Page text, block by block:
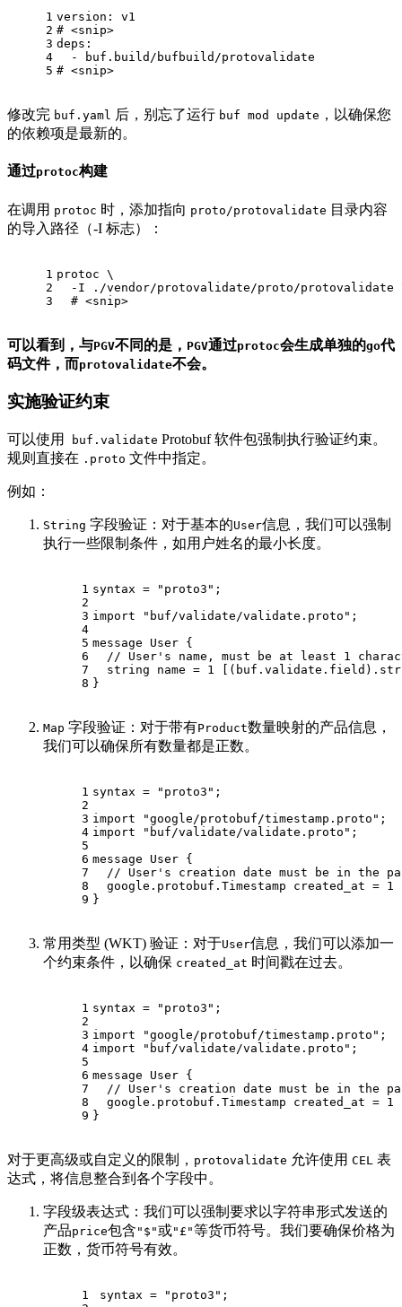
1
2
3
4
5
version:
v1
# <snip>
deps:
-
buf.build/bufbuild/protovalidate
# <snip>
修改完 buf.yaml 后，别忘了运行 buf mod update ，以确保您
的依赖项是最新的。
通过protoc构建
在调用 protoc 时，添加指向 proto/protovalidate 目录内容
的导入路径（-I 标志）：
1
2
3
protoc \
-I ./vendor/protovalidate/proto/protovalidate
  #
<snip>
可以看到，与PGV不同的是， PGV通过protoc会生成单独的go代
码文件，而protovalidate不会。
实施验证约束
可以使用 buf.validate Protobuf 软件包强制执行验证约束。
规则直接在 .proto 文件中指定。
例如：
String 字段验证：对于基本的User信息，我们可以强制
执行一些限制条件，如用户姓名的最小长度。
1
2
3
4
5
6
7
8
syntax = "proto3" ;
import
"buf/validate/validate.proto" ;
message User {
// User's name, must be at least 1
string name = 1 [(buf.validate.field).
}
Map 字段验证：对于带有Product数量映射的产品信息，
我们可以确保所有数量都是正数。
1
2
3
4
5
6
7
8
9
syntax = "proto3";
import "google/protobuf/timestamp.proto";
import "buf/validate/validate.proto";
message User {
// User's creation date must be in the
google.protobuf.Timestamp created_at =
}
常用类型 (WKT) 验证：对于User信息，我们可以添加一
个约束条件，以确保 created_at 时间戳在过去。
1
2
3
4
5
6
7
8
9
syntax = "proto3" ;
import
"google/protobuf/timestamp.proto" ;
import
"buf/validate/validate.proto" ;
message User {
// User's creation date must be in the
  google.protobuf.Timestamp created_at =
1
}
对于更高级或自定义的限制， protovalidate 允许使用 CEL 表
达式，将信息整合到各个字段中。
字段级表达式：我们可以强制要求以字符串形式发送的
产品price包含 "$"或"£"等货币符号。我们要确保价格为
正数，货币符号有效。
1
syntax = "proto3" ;